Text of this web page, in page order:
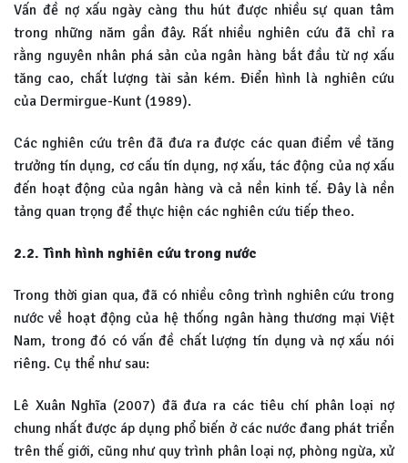
Vấn đề nợ xấu ngày càng thu hút được nhiều sự quan tâm
trong những năm gần đây. Rất nhiều nghiên cứu đã chỉ ra
rằng nguyên nhân phá sản của ngân hàng bắt đầu từ nợ xấu
tăng cao, chất lượng tài sản kém. Điển hình là nghiên cứu
của Dermirgue-Kunt (1989).
Các nghiên cứu trên đã đưa ra được các quan điểm về tăng
trưởng tín dụng, cơ cấu tín dụng, nợ xấu, tác động của nợ xấu
đến hoạt động của ngân hàng và cả nền kinh tế. Đây là nền
tảng quan trọng để thực hiện các nghiên cứu tiếp theo.
2.2. Tình hình nghiên cứu trong nước
Trong thời gian qua, đã có nhiều công trình nghiên cứu trong
nước về hoạt động của hệ thống ngân hàng thương mại Việt
Nam, trong đó có vấn đề chất lượng tín dụng và nợ xấu nói
riêng. Cụ thể như sau:
Lê Xuân Nghĩa (2007) đã đưa ra các tiêu chí phân loại nợ
chung nhất được áp dụng phổ biến ở các nước đang phát triển
trên thế giới, cũng như quy trình phân loại nợ, phòng ngừa, xử